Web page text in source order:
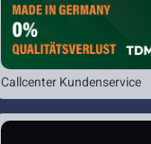
Callcenter Kundenservice